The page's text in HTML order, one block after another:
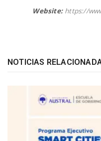
Website: https://
NOTICIAS